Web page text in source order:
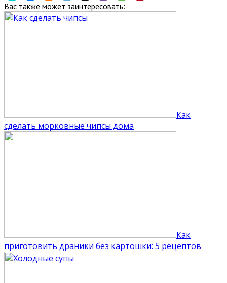
Вас также может заинтересовать:
Как
сделать морковные чипсы дома
Как
приготовить драники без картошки: 5 рецептов